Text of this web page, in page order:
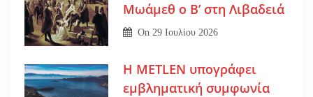
Μωάμεθ ο Β’ στη Λιβαδειά
On29 Ιουλίου 2026
Η METLEN υπογράφει
εμβληματική συμφωνία